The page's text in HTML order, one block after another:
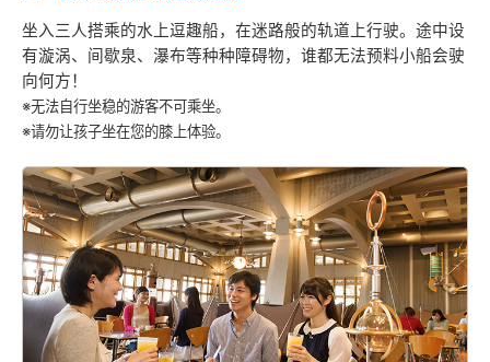
坐入三人搭乘的水上逗趣船，在迷路般的轨道上行驶。途中设
有漩涡、间歇泉、瀑布等种种障碍物，谁都无法预料小船会驶
向何方！
※无法自行坐稳的游客不可乘坐。
※请勿让孩子坐在您的膝上体验。